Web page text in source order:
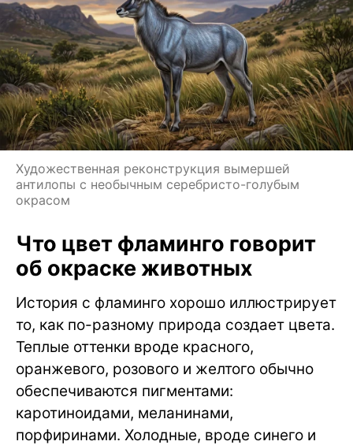
Художественная реконструкция вымершей
антилопы с необычным серебристо-голубым
окрасом
Что цвет фламинго говорит
об окраске животных
История с фламинго хорошо иллюстрирует
то, как по-разному природа создает цвета.
Теплые оттенки вроде красного,
оранжевого, розового и желтого обычно
обеспечиваются пигментами:
каротиноидами, меланинами,
порфиринами. Холодные, вроде синего и